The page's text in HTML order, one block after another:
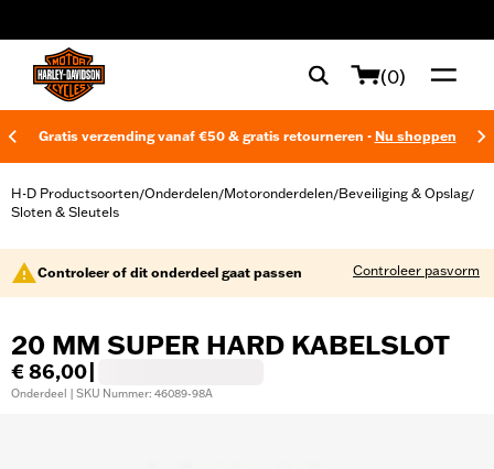
(0)
Gratis verzending vanaf €50 & gratis retourneren - Nu shoppen
H-D Productsoorten/Onderdelen/Motoronderdelen/Beveiliging & Opslag/
Sloten & Sleutels
Controleer of dit onderdeel gaat passen Controleer pasvorm
20 MM SUPER HARD KABELSLOT
€ 86,00
Onderdeel | SKU Nummer: 46089-98A